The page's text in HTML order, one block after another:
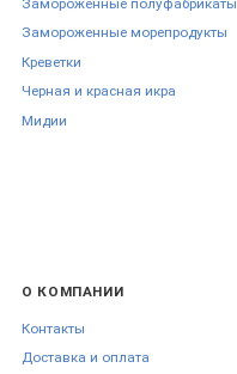
Замороженные морепродукты
Креветки
Черная и красная икра
Мидии
О КОМПАНИИ
Контакты
Доставка и оплата